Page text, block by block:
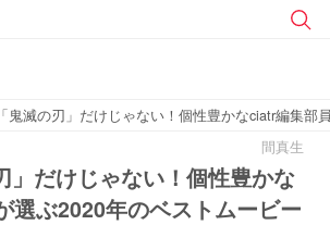
鬼滅の刃」だけじゃない！個性豊かなciatr編集部
間真生
」だけじゃない！個性豊かな
選ぶ2020年のベストムービー